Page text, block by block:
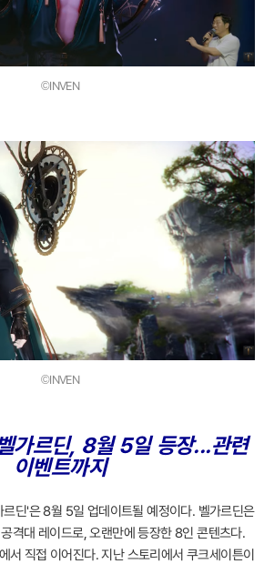
©INVEN
©INVEN
가르딘, 8월 5일 등장...관련
이벤트까지
딘'은 8월 5일 업데이트될 예정이다. 벨가르딘은
격대 레이드로, 오랜만에 등장한 8인 콘텐츠다.
서 직접 이어진다. 지난 스토리에서 쿠크세이튼이